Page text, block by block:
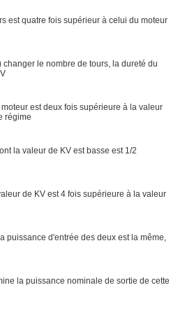
est quatre fois supérieur à celui du moteur
le nombre de tours, la dureté du
est deux fois supérieure à la valeur
régime
la valeur de KV est basse est 1/2
de KV est 4 fois supérieure à la valeur
puissance d'entrée des deux est la même,
la puissance nominale de sortie de cette